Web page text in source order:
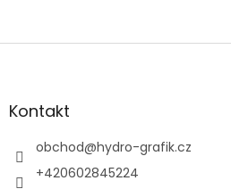
Z
aKontakt
obchod@hydro-grafik.cz
+420602845224